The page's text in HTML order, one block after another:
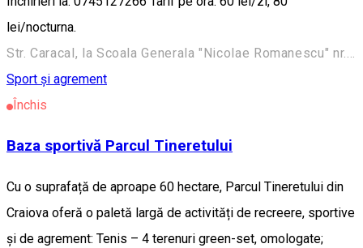
lei/nocturna.
Sport și agrement
Închis
Baza sportivă Parcul Tineretului
Cu o suprafață de aproape 60 hectare, Parcul Tineretului din
Craiova oferă o paletă largă de activități de recreere, sportive
și de agrement: Tenis – 4 terenuri green-set, omologate;